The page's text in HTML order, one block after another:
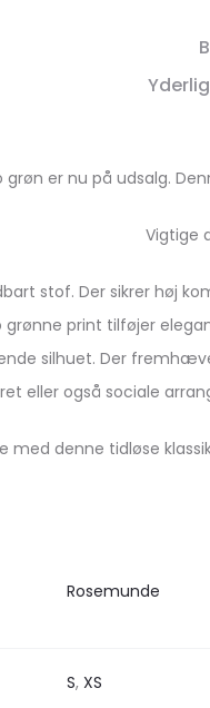
grøn er nu på udsalg.
Vigtige
stof. Der sikrer høj
print tilføjer
silhuet. Der
eller også sociale
med denne tidløse
Rosemunde
S, XS